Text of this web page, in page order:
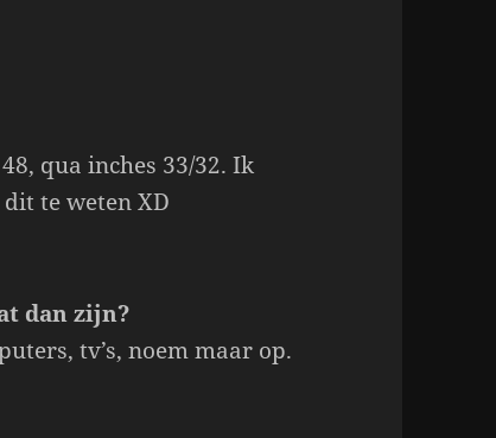
qua inches 33/32. Ik
te weten XD
dan zijn?
tv’s, noem maar op.